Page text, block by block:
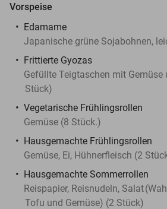
Vorspeise
Edamame
Japanische grüne Sojabohnen,
Frittierte Gyozas
Gefüllte Teigtaschen mit
Stück)
Vegetarische Frühlingsrollen
Gemüse (8 Stück.)
Hausgemachte Frühlingsrollen
Gemüse, Ei, Hühnerfleisch (2
Hausgemachte Sommerrollen
Reispapier, Reisnudeln, Salat
Tofu und Gemüse) (2 Stück)